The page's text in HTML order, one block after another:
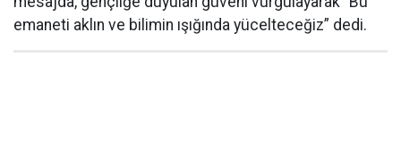
emaneti aklın ve bilimin ışığında yücelteceğiz” dedi.